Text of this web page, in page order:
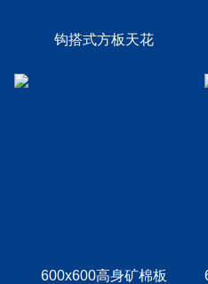
钩搭式方板天花
600x600高身矿棉板